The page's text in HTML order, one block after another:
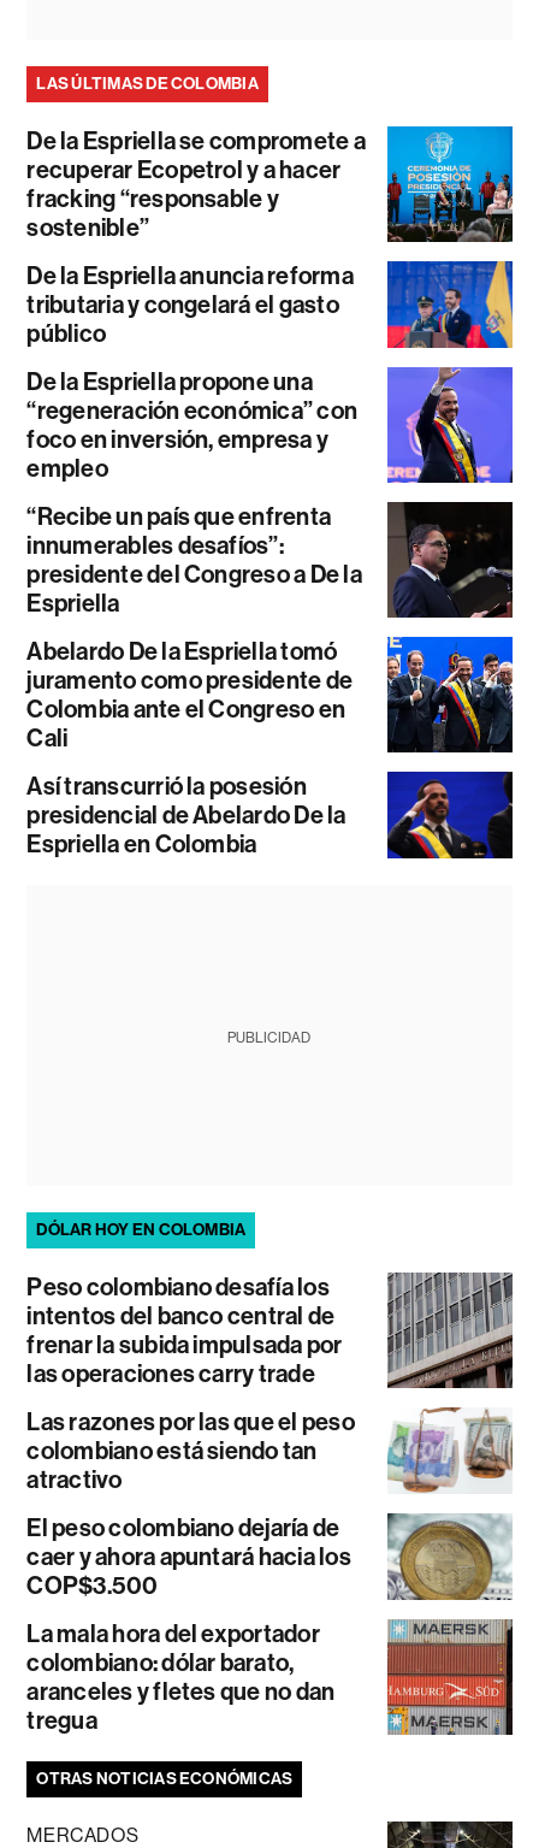
LAS ÚLTIMAS DE COLOMBIA
De la Espriella se compromete a
recuperar Ecopetrol y a hacer
fracking “responsable y
sostenible”
De la Espriella anuncia reforma
tributaria y congelará el gasto
público
De la Espriella propone una
“regeneración económica” con
foco en inversión, empresa y
empleo
“Recibe un país que enfrenta
innumerables desafíos”:
presidente del Congreso a De la
Espriella
Abelardo De la Espriella tomó
juramento como presidente de
Colombia ante el Congreso en
Cali
Así transcurrió la posesión
presidencial de Abelardo De la
Espriella en Colombia
PUBLICIDAD
DÓLAR HOY EN COLOMBIA
Peso colombiano desafía los
intentos del banco central de
frenar la subida impulsada por
las operaciones carry trade
Las razones por las que el peso
colombiano está siendo tan
atractivo
El peso colombiano dejaría de
caer y ahora apuntará hacia los
COP$3.500
La mala hora del exportador
colombiano: dólar barato,
aranceles y fletes que no dan
tregua
OTRAS NOTICIAS ECONÓMICAS
MERCADOS